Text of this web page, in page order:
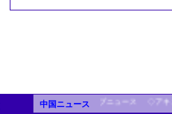
中国ニュース
◇時事速報・中国関連トップニュース ◇アキュ